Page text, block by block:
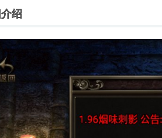
绍
。